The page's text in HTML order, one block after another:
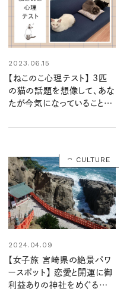
2023.06.15
【ねこのこ心理テスト】 3匹
の猫の話題を想像して、あな
たが今気になっていることや
ゃ！
CULTURE
2024.04.09
【女子旅 宮崎県の絶景パワ
ースポット】 恋愛と開運に御
利益ありの神社をめぐる旅